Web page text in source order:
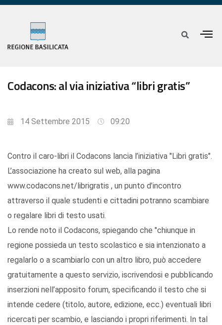
Codacons: al via iniziativa “libri gratis”
14 Settembre 2015 09:20
Contro il caro-libri il Codacons lancia l’iniziativa "Libri gratis".
L’associazione ha creato sul web, alla pagina
www.codacons.net/librigratis , un punto d’incontro
attraverso il quale studenti e cittadini potranno scambiare
o regalare libri di testo usati.
Lo rende noto il Codacons, spiegando che "chiunque in
regione possieda un testo scolastico e sia intenzionato a
regalarlo o a scambiarlo con un altro libro, può accedere
gratuitamente a questo servizio, iscrivendosi e pubblicando
inserzioni nell’apposito forum, specificando il testo che si
intende cedere (titolo, autore, edizione, ecc.) eventuali libri
ricercati per scambio, e lasciando i propri riferimenti. In tal